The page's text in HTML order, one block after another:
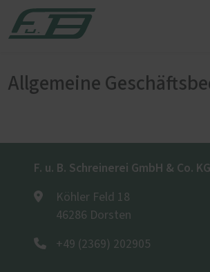
Allgemeine
F. u. B. Schreinerei GmbH & Co. KG
Köhler Feld 18
46286 Dorsten
+49 (2369) 202905